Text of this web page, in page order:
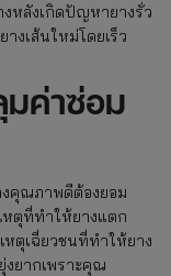
ลังเกิดปัญหายางรั่ว
งเส้นใหม่โดยเร็ว
ค่าซ่อม
ณภาพดีต้องยอม
หตุที่ทำให้ยางแตก
หตุเฉี่ยวชนที่ทำให้ยาง
งยากเพราะคุณ